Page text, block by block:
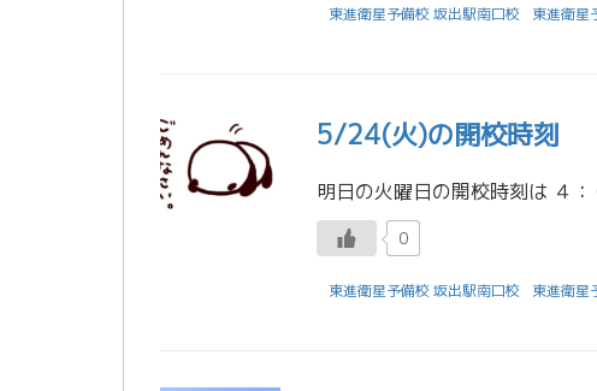
東進衛星予備校 坂出駅南口校 東進衛星
5/24(火)の開校時刻
0
東進衛星予備校 坂出駅南口校 東進衛星